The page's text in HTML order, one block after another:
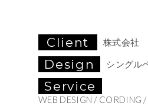
Client 株式会社
Design シングル
Service
WEB DESIGN / CORDING